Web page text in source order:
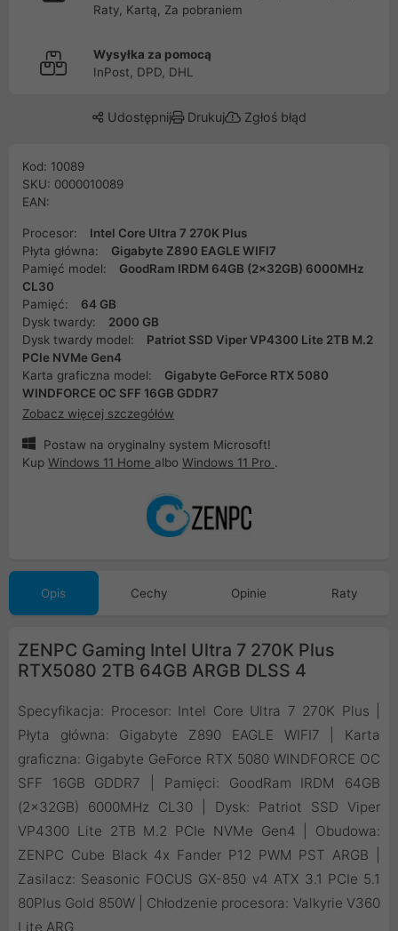
Raty, Kartą, Za pobraniem
Wysyłka za pomocą
InPost, DPD, DHL
Udostępnij Drukuj Zgłoś błąd
Kod: 10089
SKU: 0000010089
EAN:
Procesor:
Intel Core Ultra 7 270K Plus
Płyta główna:
Gigabyte Z890 EAGLE WIFI7
Pamięć model:
GoodRam IRDM 64GB (2x32GB) 6000MHz
CL30
Pamięć:
64 GB
Dysk twardy:
2000 GB
Dysk twardy model:
Patriot SSD Viper VP4300 Lite 2TB M.2
PCIe NVMe Gen4
Karta graficzna model:
Gigabyte GeForce RTX 5080
WINDFORCE OC SFF 16GB GDDR7
Zobacz więcej szczegółów
Postaw na oryginalny system Microsoft!
Kup Windows 11 Home albo Windows 11 Pro .
Opis Cechy Opinie Raty
ZENPC Gaming Intel Ultra 7 270K Plus
RTX5080 2TB 64GB ARGB DLSS 4
Specyfikacja: Procesor: Intel Core Ultra 7 270K Plus |
Płyta główna: Gigabyte Z890 EAGLE WIFI7 | Karta
graficzna: Gigabyte GeForce RTX 5080 WINDFORCE OC
SFF 16GB GDDR7 | Pamięci: GoodRam IRDM 64GB
(2x32GB) 6000MHz CL30 | Dysk: Patriot SSD Viper
VP4300 Lite 2TB M.2 PCIe NVMe Gen4 | Obudowa:
ZENPC Cube Black 4x Fander P12 PWM PST ARGB |
Zasilacz: Seasonic FOCUS GX-850 v4 ATX 3.1 PCIe 5.1
80Plus Gold 850W | Chłodzenie procesora: Valkyrie V360
Lite ARG